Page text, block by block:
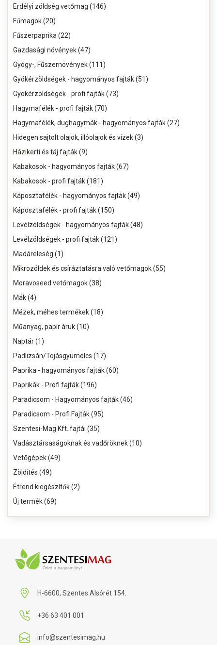
Erdélyi zöldség vetőmag (146)
Fűmagok (20)
Fűszerpaprika (22)
Gazdasági növények (47)
Gyógy-, Fűszernövények (111)
Gyökérzöldségek - hagyományos fajták (51)
Gyökérzöldségek - profi fajták (73)
Hagymafélék - profi fajták (70)
Hagymafélék, dughagymák - hagyományos fajták (27)
Hidegen sajtolt olajok, illóolajok és vizek (3)
Házikerti és táj fajták (9)
Kabakosok - hagyományos fajták (67)
Kabakosok - profi fajták (181)
Káposztafélék - hagyományos fajták (49)
Káposztafélék - profi fajták (150)
Levélzöldségek - hagyományos fajták (48)
Levélzöldségek - profi fajták (121)
Madáreleség (1)
Mikrozöldek és csíráztatásra való vetőmagok (55)
Moravoseed vetőmagok (38)
Mák (4)
Mézek, méhes termékek (18)
Műanyag, papír áruk (10)
Naptár (1)
Padlizsán/Tojásgyümölcs (17)
Paprika - hagyományos fajták (60)
Paprikák - Profi fajták (196)
Paradicsom - Hagyományos fajták (46)
Paradicsom - Profi Fajták (95)
Szentesi-Mag Kft. fajtái (35)
Vadásztársaságoknak és vadőröknek (10)
Vetőgépek (49)
Zöldítés (49)
Étrend kiegészítők (2)
Új termék (69)
H-6600, Szentes Alsórét 154.
+36 63 401 001
info@szentesimag.hu